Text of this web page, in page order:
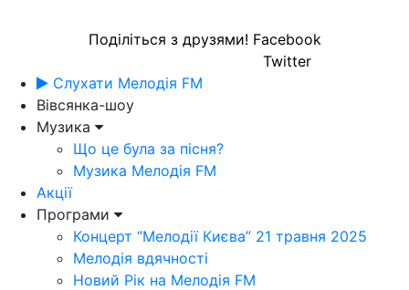
Поділіться з друзями! Facebook
Twitter
Слухати Мелодія FM
Вівсянка-шоу
Музика
Що це була за пісня?
Музика Мелодія FM
Акції
Програми
Концерт “Мелодії Києва” 21 травня 2025
Мелодія вдячності
Новий Рік на Мелодія FM